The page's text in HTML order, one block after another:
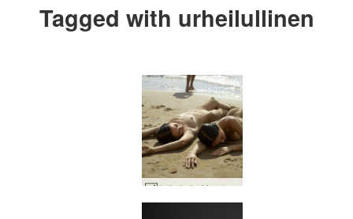
Tagged with urheilullinen
Julietta ja Magdalena auringossa #43